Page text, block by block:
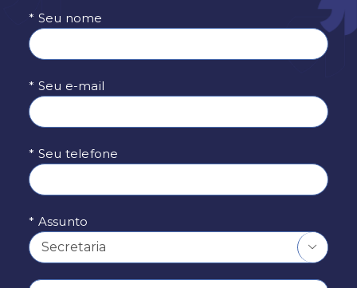
* Seu nome
* Seu e-mail
* Seu telefone
* Assunto
